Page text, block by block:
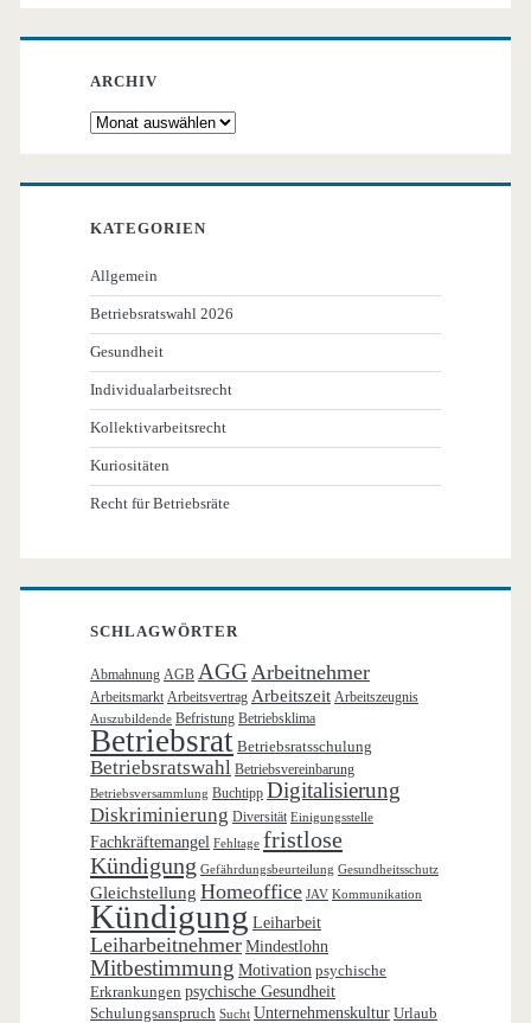
ARCHIV
Archiv
KATEGORIEN
Allgemein
Betriebsratswahl 2026
Gesundheit
Individualarbeitsrecht
Kollektivarbeitsrecht
Kuriositäten
Recht für Betriebsräte
SCHLAGWÖRTER
Abmahnung AGB AGG Arbeitnehmer
Arbeitsmarkt Arbeitsvertrag Arbeitszeit Arbeitszeugnis
Auszubildende Befristung Betriebsklima
Betriebsrat Betriebsratsschulung
Betriebsratswahl Betriebsvereinbarung
Betriebsversammlung Buchtipp Digitalisierung
Diskriminierung Diversität Einigungsstelle
Fachkräftemangel Fehltage fristlose
Kündigung Gefährdungsbeurteilung Gesundheitsschutz
Gleichstellung Homeoffice JAV Kommunikation
Kündigung Leiharbeit
Leiharbeitnehmer Mindestlohn
Mitbestimmung Motivation psychische
Erkrankungen psychische Gesundheit
Schulungsanspruch Sucht Unternehmenskultur Urlaub